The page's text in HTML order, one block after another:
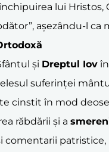
lui Hristos,
așezându-l
și Dreptul Iov
suferinței
cinstit în mod
răbdării și a